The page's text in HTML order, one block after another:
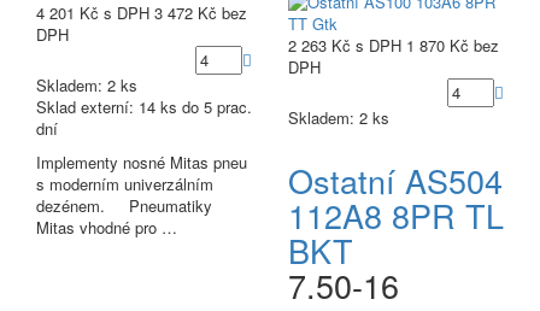
4 201 Kč s DPH 3 472 Kč bez
DPH
Skladem: 2 ks
Sklad externí: 14 ks do 5 prac.
dní
Implementy nosné Mitas pneu
s moderním univerzálním
dezénem. Pneumatiky
Mitas vhodné pro …
2 263 Kč s DPH 1 870 Kč bez
DPH
Skladem: 2 ks
Ostatní AS504
112A8 8PR TL
BKT
7.50-16